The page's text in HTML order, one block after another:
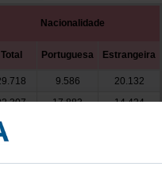
Nacionalidade
Total Portuguesa Estrangeira
9.586
20.132
17.883
14.424
9.491
5.177